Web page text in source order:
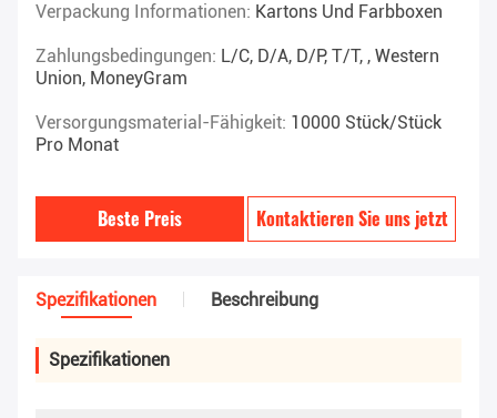
Verpackung Informationen: Kartons Und Farbboxen
Zahlungsbedingungen: L/C, D/A, D/P, T/T, , Western
Union, MoneyGram
Versorgungsmaterial-Fähigkeit: 10000 Stück/Stück
Pro Monat
Beste Preis Kontaktieren Sie uns jetzt
Spezifikationen Beschreibung
Spezifikationen